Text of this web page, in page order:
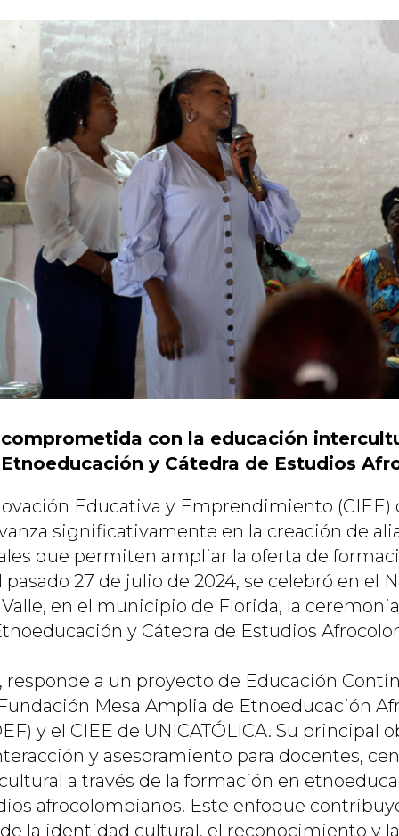
comprometida con la educación
y Cátedra de Estudios
Educativa y Emprendimiento (CIEE)
significativamente en la creación de
que permiten ampliar la oferta de
27 de julio de 2024, se celebró en el
en el municipio de Florida, la
y Cátedra de Estudios
responde a un proyecto de Educación
Mesa Amplia de Etnoeducación
y el CIEE de UNICATÓLICA. Su principal
y asesoramiento para docentes,
a través de la formación en
afrocolombianos. Este enfoque
la identidad cultural, el reconocimiento y